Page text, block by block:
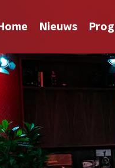
Nieuws